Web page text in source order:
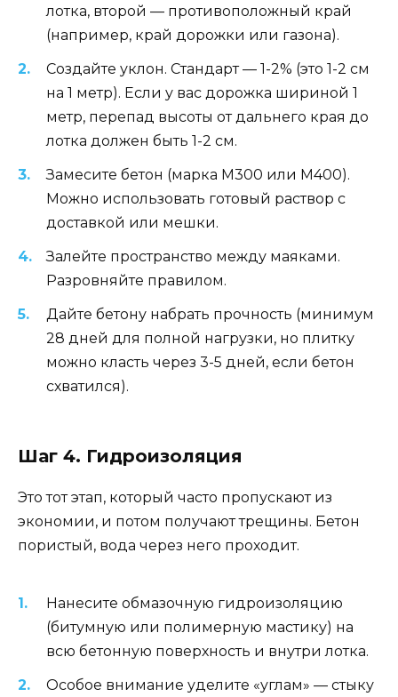
лотка, второй — противоположный край
(например, край дорожки или газона).
Создайте уклон. Стандарт — 1-2% (это 1-2 см
на 1 метр). Если у вас дорожка шириной 1
метр, перепад высоты от дальнего края до
лотка должен быть 1-2 см.
Замесите бетон (марка М300 или М400).
Можно использовать готовый раствор с
доставкой или мешки.
Залейте пространство между маяками.
Разровняйте правилом.
Дайте бетону набрать прочность (минимум
28 дней для полной нагрузки, но плитку
можно класть через 3-5 дней, если бетон
схватился).
Шаг 4. Гидроизоляция
Это тот этап, который часто пропускают из
экономии, и потом получают трещины. Бетон
пористый, вода через него проходит.
Нанесите обмазочную гидроизоляцию
(битумную или полимерную мастику) на
всю бетонную поверхность и внутри лотка.
Особое внимание уделите «углам» — стыку